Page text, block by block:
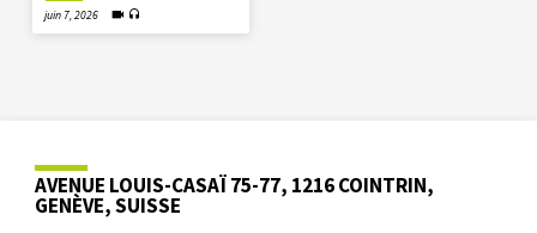
juin 7, 2026
AVENUE LOUIS-CASAÏ 75-77, 1216 COINTRIN,
GENÈVE, SUISSE